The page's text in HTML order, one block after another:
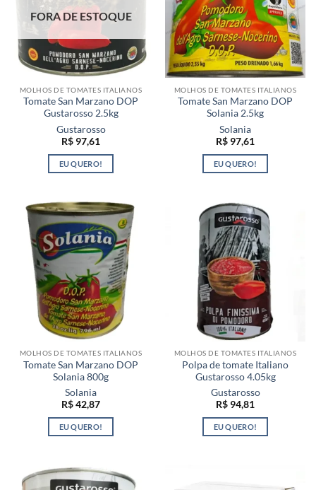
FORA DE ESTOQUE
MOLHOS DE TOMATES ITALIANOS
Tomate San Marzano DOP
Gustarosso 2.5kg
Gustarosso
R$ 97,61
EU QUERO!
MOLHOS DE TOMATES ITALIANOS
Tomate San Marzano DOP
Solania 2.5kg
Solania
R$ 97,61
EU QUERO!
MOLHOS DE TOMATES ITALIANOS
Tomate San Marzano DOP
Solania 800g
Solania
R$42,87
EU QUERO!
MOLHOS DE TOMATES ITALIANOS
Polpa de tomate Italiano
Gustarosso 4.05kg
Gustarosso
R$ 94,81
EU QUERO!